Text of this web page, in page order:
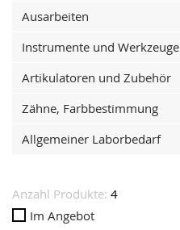
Anzahl Produkte: 4
Im Angebot
Ausarbeiten
Instrumente und Werkzeuge
Artikulatoren und Zubehör
Zähne, Farbbestimmung
Allgemeiner Laborbedarf